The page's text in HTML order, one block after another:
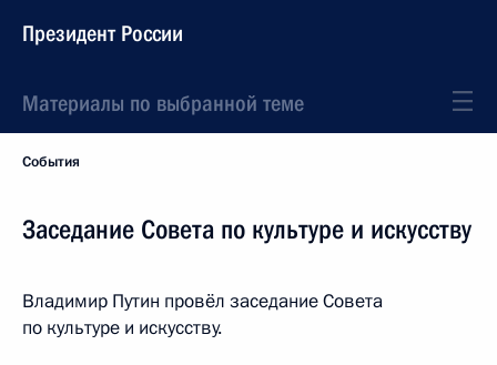
Президент России
Материалы по выбранной теме
События
Заседание Совета по культуре и искусству
Владимир Путин провёл заседание Совета
по культуре и искусству.